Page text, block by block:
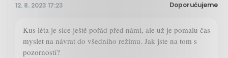
12. 8. 2023 17:23 Doporučujeme
Kus léta je sice ještě pořád před námi, ale už je pomalu čas
myslet na návrat do všedního režimu. Jak jste na tom s
pozorností?